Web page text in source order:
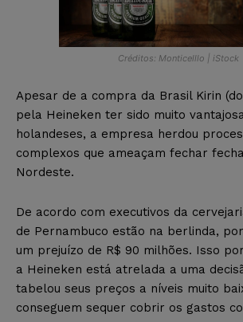
Créditos: Monticelllo | iStock
Apesar de a compra da Brasil Kirin
pela Heineken ter sido muito
holandeses, a empresa herdou
complexos que ameaçam fechar
Nordeste.
De acordo com executivos da
de Pernambuco estão na berlinda,
um prejuízo de R$ 90 milhões. Isso
a Heineken está atrelada a uma
tabelou seus preços a níveis muito
conseguem sequer cobrir os gastos